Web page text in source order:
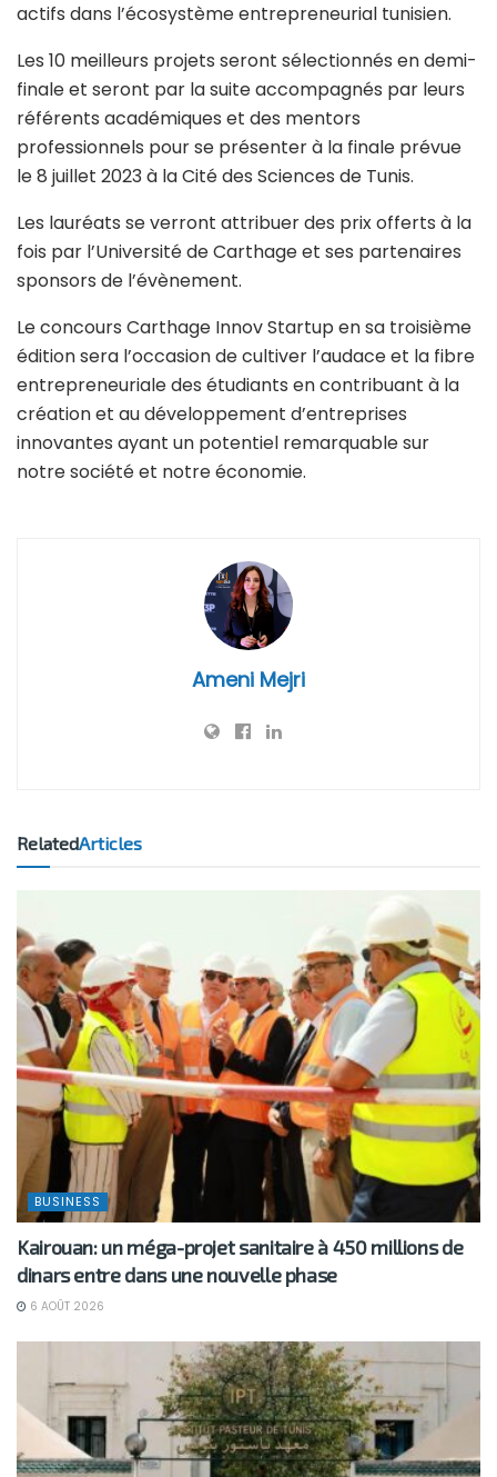
actifs dans l’écosystème entrepreneurial tunisien.
Les 10 meilleurs projets seront sélectionnés en demi-
finale et seront par la suite accompagnés par leurs
référents académiques et des mentors
professionnels pour se présenter à la finale prévue
le 8 juillet 2023 à la Cité des Sciences de Tunis.
Les lauréats se verront attribuer des prix offerts à la
fois par l’Université de Carthage et ses partenaires
sponsors de l’évènement.
Le concours Carthage Innov Startup en sa troisième
édition sera l’occasion de cultiver l’audace et la fibre
entrepreneuriale des étudiants en contribuant à la
création et au développement d’entreprises
innovantes ayant un potentiel remarquable sur
notre société et notre économie.
Ameni Mejri
RelatedArticles
BUSINESS
Kairouan: un méga-projet sanitaire à 450 millions de
dinars entre dans une nouvelle phase
6 AOÛT 2026